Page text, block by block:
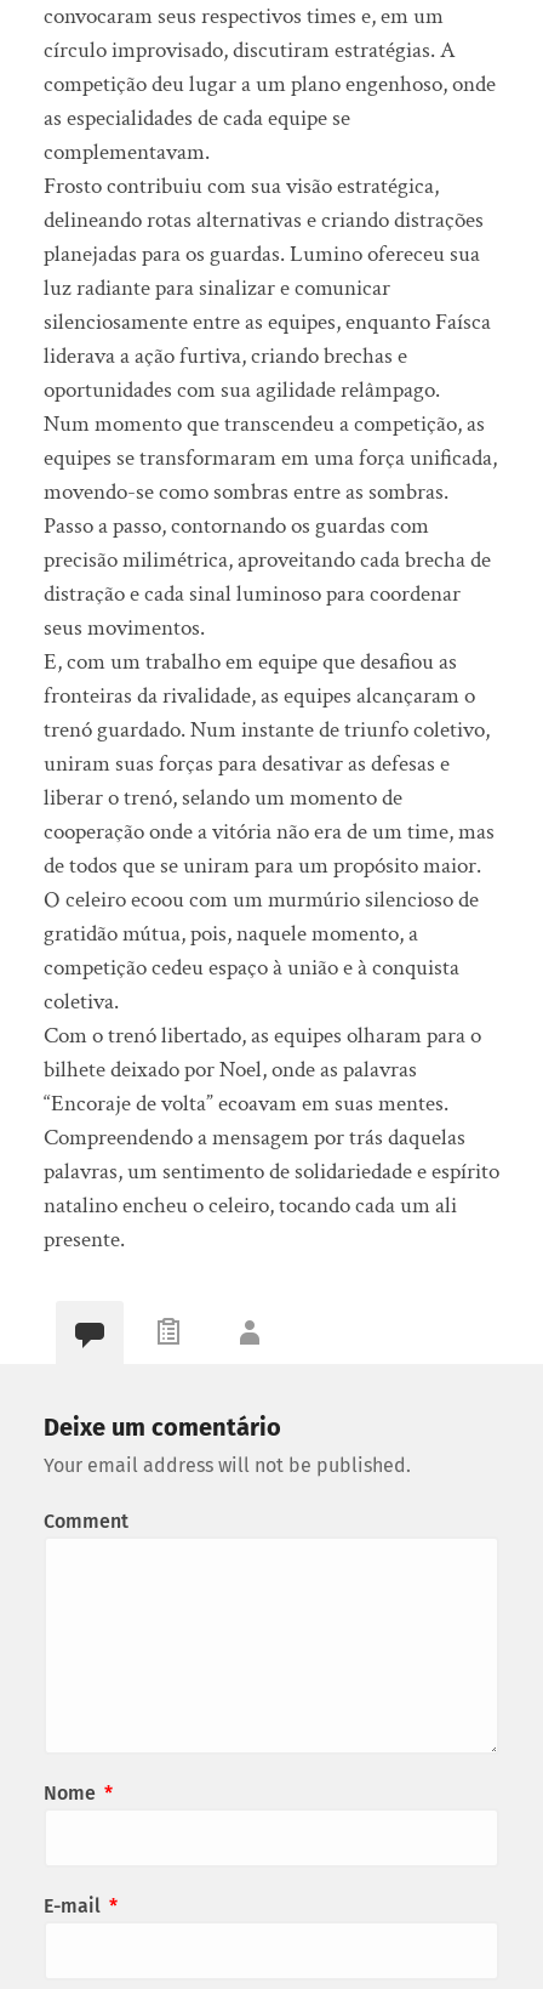
convocaram seus respectivos times e, em um
círculo improvisado, discutiram estratégias. A
competição deu lugar a um plano engenhoso, onde
as especialidades de cada equipe se
complementavam.
Frosto contribuiu com sua visão estratégica,
delineando rotas alternativas e criando distrações
planejadas para os guardas. Lumino ofereceu sua
luz radiante para sinalizar e comunicar
silenciosamente entre as equipes, enquanto Faísca
liderava a ação furtiva, criando brechas e
oportunidades com sua agilidade relâmpago.
Num momento que transcendeu a competição, as
equipes se transformaram em uma força unificada,
movendo-se como sombras entre as sombras.
Passo a passo, contornando os guardas com
precisão milimétrica, aproveitando cada brecha de
distração e cada sinal luminoso para coordenar
seus movimentos.
E, com um trabalho em equipe que desafiou as
fronteiras da rivalidade, as equipes alcançaram o
trenó guardado. Num instante de triunfo coletivo,
uniram suas forças para desativar as defesas e
liberar o trenó, selando um momento de
cooperação onde a vitória não era de um time, mas
de todos que se uniram para um propósito maior.
O celeiro ecoou com um murmúrio silencioso de
gratidão mútua, pois, naquele momento, a
competição cedeu espaço à união e à conquista
coletiva.
Com o trenó libertado, as equipes olharam para o
bilhete deixado por Noel, onde as palavras
“Encoraje de volta” ecoavam em suas mentes.
Compreendendo a mensagem por trás daquelas
palavras, um sentimento de solidariedade e espírito
natalino encheu o celeiro, tocando cada um ali
presente.
Deixe um comentário
Your email address will not be published.
Comment
Nome *
E-mail *